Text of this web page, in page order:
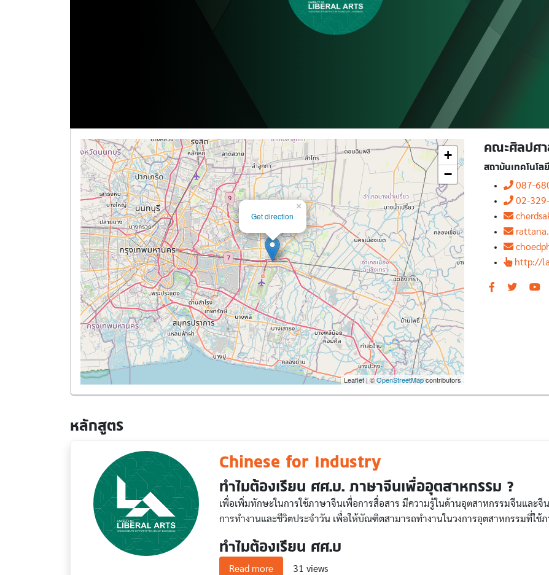
Get direction
×
+
−
Leaflet | ©OpenStreetMapcontributors
คณะศิลปศ
สถาบันเทคโนโล
087-
02-
http://
หลักสูตร
Chinese for Industry
ทำไมต้องเรียน ศศ.บ. ภาษาจีนเพื่ออุตสาหกรรม ?
เพื่อเพิ่มทักษะในการใช้ภาษาจีนเพื่อการสื่อสาร มีความรู้ในด้านอุตสาหกรรมจีนและจี
การทำงานและชีวิตประจำวัน เพื่อให้บัณฑิตสามารถทำงานในวงการอุตสาหกรรมที่ใช้
ทำไมต้องเรียน ศศ.บ
Read moreabout Chinese for Industry
31 views